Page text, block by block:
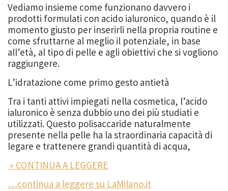
Vediamo insieme come funzionano davvero i
prodotti formulati con acido ialuronico, quando è il
momento giusto per inserirli nella propria routine e
come sfruttarne al meglio il potenziale, in base
all’età, al tipo di pelle e agli obiettivi che si vogliono
raggiungere.
L’idratazione come primo gesto antietà
Tra i tanti attivi impiegati nella cosmetica, l’acido
ialuronico è senza dubbio uno dei più studiati e
utilizzati. Questo polisaccaride naturalmente
presente nella pelle ha la straordinaria capacità di
legare e trattenere grandi quantità di acqua,
» CONTINUA A LEGGERE
…continua a leggere su LaMilano.it